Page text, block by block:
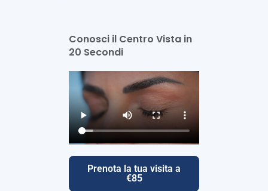
Conosci il Centro Vista in
20 Secondi
Prenota la tua visita a
€85